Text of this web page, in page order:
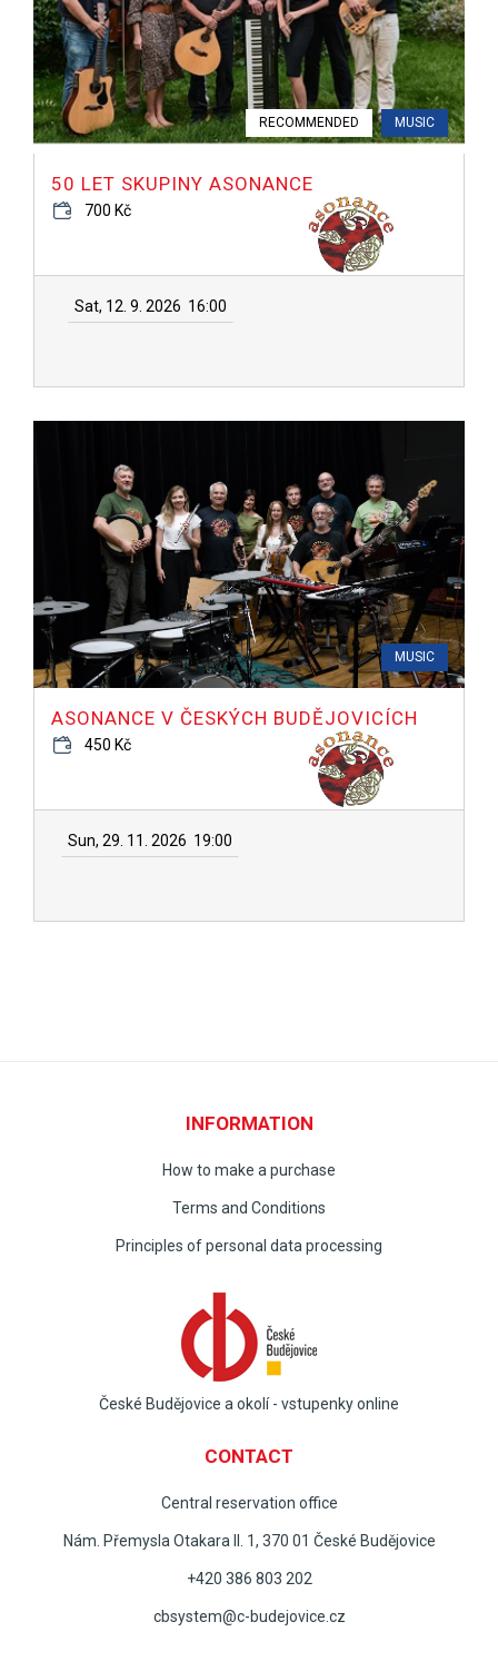
RECOMMENDED MUSIC
50 LET SKUPINY ASONANCE
700 Kč
Sat, 12. 9. 2026 16:00
MUSIC
ASONANCE V ČESKÝCH BUDĚJOVICÍCH
450 Kč
Sun, 29. 11. 2026 19:00
INFORMATION
How to make a purchase
Terms and Conditions
Principles of personal data processing
České Budějovice a okolí - vstupenky online
CONTACT
Central reservation office
Nám. Přemysla Otakara II. 1, 370 01 České Budějovice
+420 386 803 202
cbsystem@c-budejovice.cz